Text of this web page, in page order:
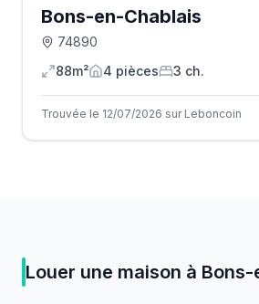
Bons-en-Chablais
74890
88m²
4 pièces 3 ch.
Trouvée le 12/07/2026 sur Leboncoin
Louer une maison à Bons-